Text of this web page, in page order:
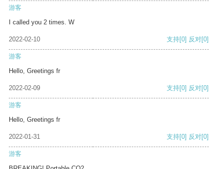
游客
I called you 2 times. W
2022-02-10 支持[0] 反对[0]
游客
Hello, Greetings fr
2022-02-09 支持[0] 反对[0]
游客
Hello, Greetings fr
2022-01-31 支持[0] 反对[0]
游客